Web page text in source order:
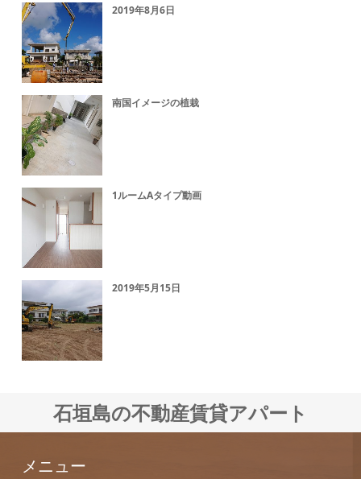
2019年8月6日
南国イメージの植栽
1ルームAタイプ動画
2019年5月15日
石垣島の不動産賃貸アパート
メニュー